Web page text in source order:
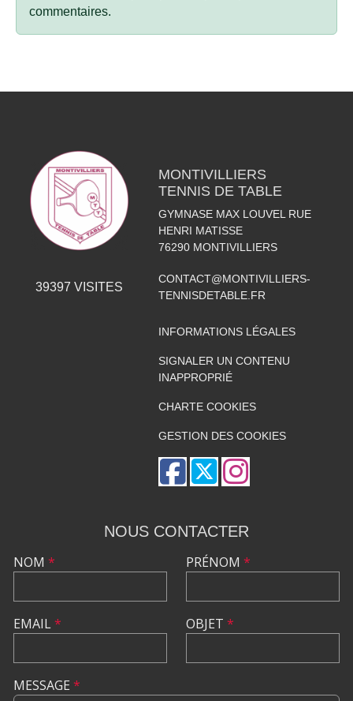
commentaires.
39397 VISITES
MONTIVILLIERS
TENNIS DE TABLE
GYMNASE MAX LOUVEL RUE
HENRI MATISSE
76290 MONTIVILLIERS
CONTACT@MONTIVILLIERS-
TENNISDETABLE.FR
INFORMATIONS LÉGALES
SIGNALER UN CONTENU
INAPPROPRIÉ
CHARTE COOKIES
GESTION DES COOKIES
NOUS CONTACTER
NOM *
EMAIL*
PRÉNOM *
OBJET *
MESSAGE *